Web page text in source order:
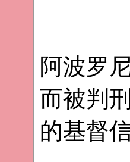
阿波罗
而被判
的基督